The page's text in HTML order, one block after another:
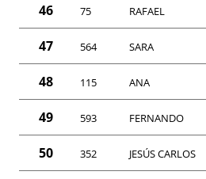
46 75 RAFAEL
47 564 SARA
48 115 ANA
49 593 FERNANDO
50 352 JESÚS CARLOS